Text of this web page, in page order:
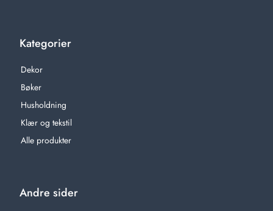
Kategorier
Dekor
Bøker
Husholdning
Klær og tekstil
Alle produkter
Andre sider